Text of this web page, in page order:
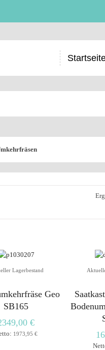
Lagerbestand
Geo
SB165
€
1973,95 €